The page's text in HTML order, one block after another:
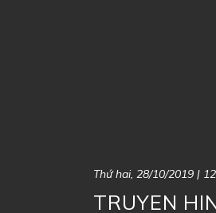
Thứ hai, 28/10/2019 |
TRUYEN